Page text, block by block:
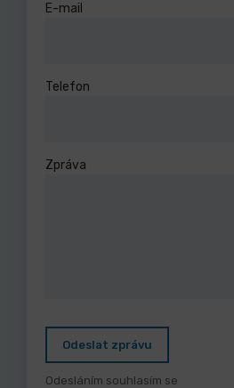
E-mail
Telefon
Zpráva
Odeslat zprávu
Odesláním souhlasím se